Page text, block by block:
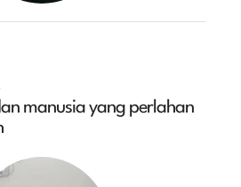
manusia yang perlahan